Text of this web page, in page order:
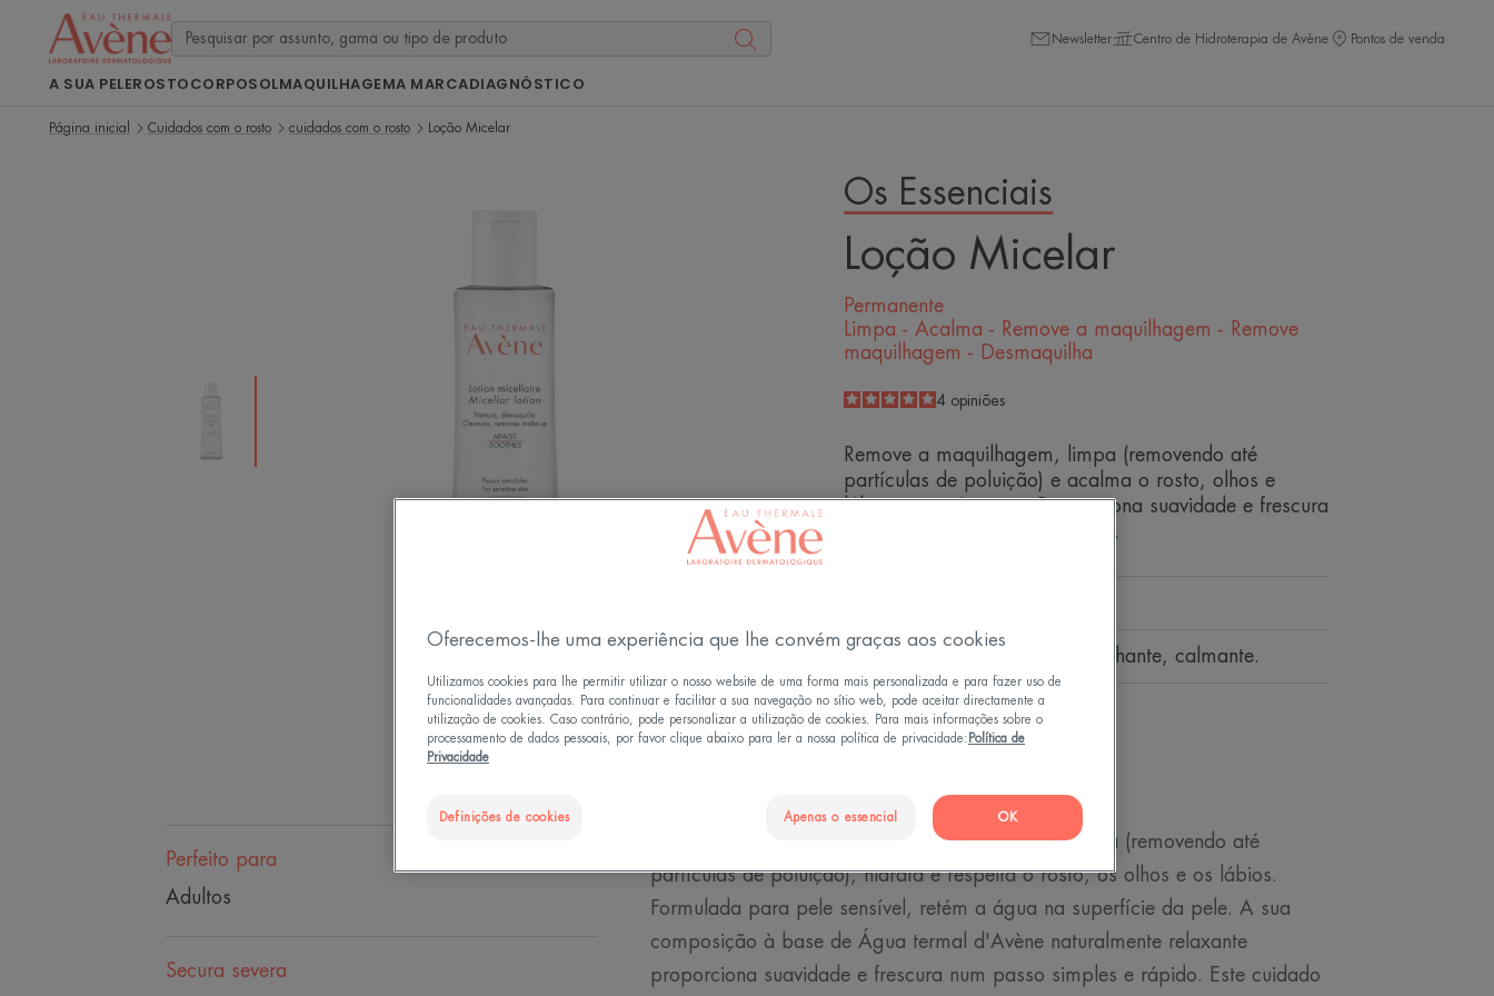
Newsletter Centro de Hidroterapia de Avène Pontos de venda
A SUA PELEROSTOCORPOSOLMAQUILHAGEMA MARCADIAGNÓSTICO
Página inicial Cuidados com o rosto cuidados com o rosto Loção Micelar
Os Essenciais
Loção Micelar
Permanente
Limpa - Acalma - Remove a maquilhagem - Remove
maquilhagem - Desmaquilha
5/5
4 opiniões
Remove a maquilhagem, limpa (removendo até
partículas de poluição) e acalma o rosto, olhos e
lábios num só passo. Proporciona suavidade e frescura
num único passo rápido e fácil.
Produto de limpeza, desmaquilhante, calmante.
Frasco Frasco
200ml
Perfeito para
Adultos
Secura severa
A fórmula de dupla função desta loção micelar limpa (removendo até
partículas de poluição), hidrata e respeita o rosto, os olhos e os lábios.
Formulada para pele sensível, retém a água na superfície da pele. A sua
composição à base de Água termal d'Avène naturalmente relaxante
proporciona suavidade e frescura num passo simples e rápido. Este cuidado
Oferecemos-lhe uma experiência que lhe convém graças aos cookies
Utilizamos cookies para lhe permitir utilizar o nosso website de uma forma mais personalizada e para fazer uso de
funcionalidades avançadas. Para continuar e facilitar a sua navegação no sítio web, pode aceitar directamente a
utilização de cookies. Caso contrário, pode personalizar a utilização de cookies. Para mais informações sobre o
processamento de dados pessoais, por favor clique abaixo para ler a nossa política de privacidade: Política de
Privacidade
Definições de cookies Apenas o essencial OK